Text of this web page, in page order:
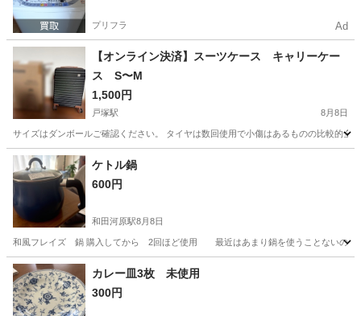
プリフラ Ad
【オンライン決済】スーツケース キャリーケー
ス S〜M
1,500円
戸塚駅 8月8日
サイズはダンボールご確認ください。 タイヤは数回使用で小傷はあるものの比較的
神奈川 横浜市 戸塚駅
ケトル鍋
600円
和田河原駅8月8日
和風フレイズ 鍋 購入してから 2回ほど使用 最近はあまり鍋を使うことないの
神奈川 南足柄市 和田河原駅 調理器具
カレー皿3枚 未使用
300円